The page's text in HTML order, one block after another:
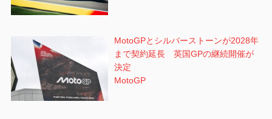
MotoGPとシルバーストーンが2028年
まで契約延長 英国GPの継続開催が
決定
MotoGP